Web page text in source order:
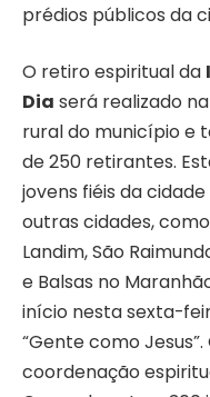
prédios públicos da
O retiro espiritual da
Dia será realizado
rural do município e
de 250 retirantes.
jovens fiéis da
outras cidades,
Landim, São
e Balsas no
início nesta sexta-
“Gente como
coordenação